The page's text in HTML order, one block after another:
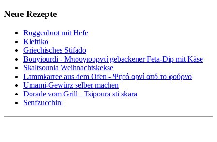
Neue Rezepte
Roggenbrot mit Hefe
Kleftiko
Griechisches Stifado
Bouyiourdi - Μπουγιουρντί gebackener Feta-Dip mit Käse
Skaltsounia Weihnachtskekse
Lammkarree aus dem Ofen - Ψητό αρνί από το φούρνο
Umami-Gewürz selber machen
Dorade vom Grill - Tsipoura sti skara
Senfzucchini